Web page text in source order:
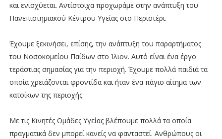
και ενισχύεται. Αντίστοιχα προχωράμε στην ανάπτυξη του
Πανεπιστημιακού Κέντρου Υγείας στο Περιστέρι.
Έχουμε ξεκινήσει, επίσης, την ανάπτυξη του παραρτήματος
του Νοσοκομείου Παίδων στο Ίλιον. Αυτό είναι ένα έργο
τεράστιας σημασίας για την περιοχή. Έχουμε πολλά παιδιά τα
οποία χρειάζονται φροντίδα και ήταν ένα πάγιο αίτημα των
κατοίκων της περιοχής.
Με τις Κινητές Ομάδες Υγείας βλέπουμε πολλά τα οποία
πραγματικά δεν μπορεί κανείς να φανταστεί. Ανθρώπους οι